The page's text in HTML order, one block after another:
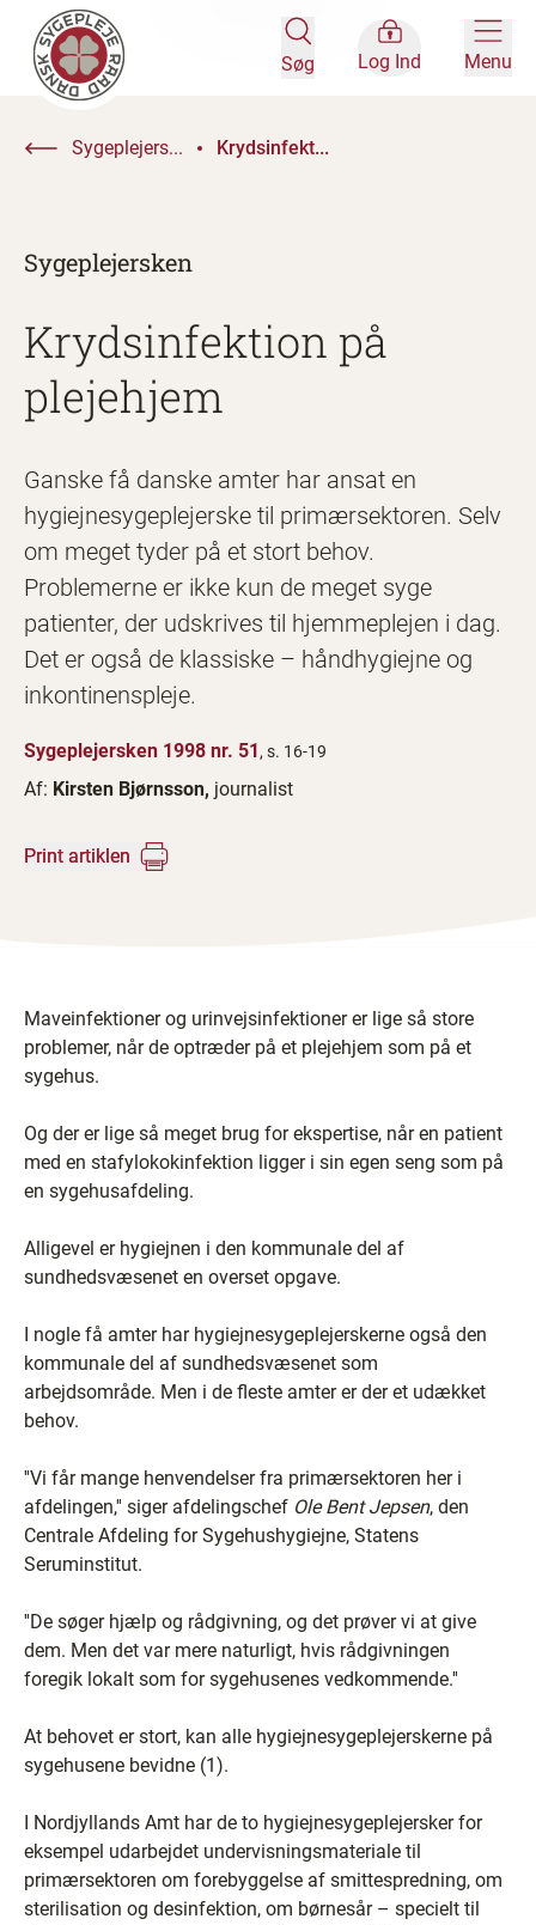
Søg Log Ind Menu
Sygeplejers... Krydsinfekt...
Sygeplejersken
Krydsinfektion på
plejehjem
Ganske få danske amter har ansat en
hygiejnesygeplejerske til primærsektoren. Selv
om meget tyder på et stort behov.
Problemerne er ikke kun de meget syge
patienter, der udskrives til hjemmeplejen i dag.
Det er også de klassiske – håndhygiejne og
inkontinenspleje.
Sygeplejersken 1998 nr. 51, s. 16-19
Af: Kirsten Bjørnsson, journalist
Print artiklen
Maveinfektioner og urinvejsinfektioner er lige så store
problemer, når de optræder på et plejehjem som på et
sygehus.
Og der er lige så meget brug for ekspertise, når en patient
med en stafylokokinfektion ligger i sin egen seng som på
en sygehusafdeling.
Alligevel er hygiejnen i den kommunale del af
sundhedsvæsenet en overset opgave.
I nogle få amter har hygiejnesygeplejerskerne også den
kommunale del af sundhedsvæsenet som
arbejdsområde. Men i de fleste amter er der et udækket
behov.
''Vi får mange henvendelser fra primærsektoren her i
afdelingen,'' siger afdelingschef Ole Bent Jepsen, den
Centrale Afdeling for Sygehushygiejne, Statens
Seruminstitut.
''De søger hjælp og rådgivning, og det prøver vi at give
dem. Men det var mere naturligt, hvis rådgivningen
foregik lokalt som for sygehusenes vedkommende.''
At behovet er stort, kan alle hygiejnesygeplejerskerne på
sygehusene bevidne (1).
I Nordjyllands Amt har de to hygiejnesygeplejersker for
eksempel udarbejdet undervisningsmateriale til
primærsektoren om forebyggelse af smittespredning, om
sterilisation og desinfektion, om børnesår – specielt til